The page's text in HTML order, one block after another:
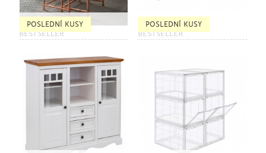
POSLEDNÍ KUSY
BESTSELLER
POSLEDNÍ KUSY
BESTSELLER